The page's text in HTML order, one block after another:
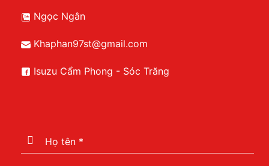
Ngọc Ngân
Khaphan97st@gmail.com
Isuzu Cẩm Phong - Sóc Trăng